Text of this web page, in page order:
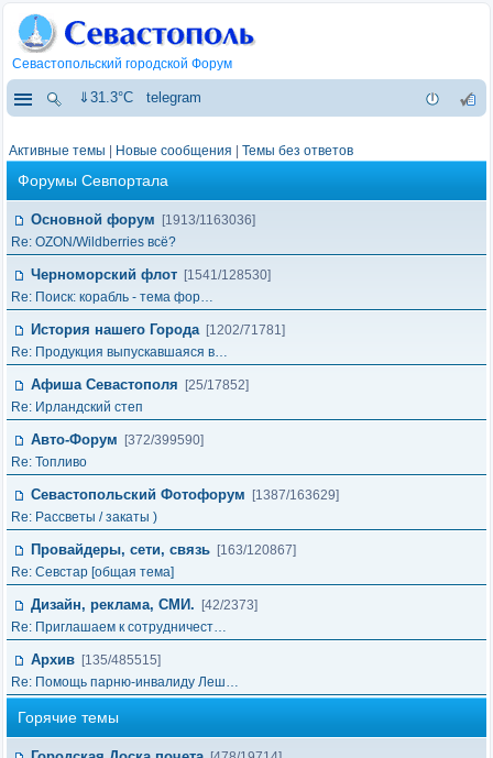
Севастопольский городской Форум
⇓31.3°C telegram
Активные темы Новые сообщения Темы без ответов
Форумы Севпортала
Основной форум
[1913/1163036]
Re: OZON/Wildberries всё?
Черноморский флот [1541/128530]
Re: Поиск: корабль - тема фор…
История нашего Города [1202/71781]
Re: Продукция выпускавшаяся в…
Афиша Севастополя
[25/17852]
Re: Ирландский степ
Авто-Форум
[372/399590]
Re: Топливо
Севастопольский Фотофорум
[1387/163629]
Re: Рассветы / закаты )
Провайдеры, сети, связь [163/120867]
Re: Cевстар [общая тема]
Дизайн, реклама, СМИ.
[42/2373]
Re: Приглашаем к сотрудничест…
Архив [135/485515]
Re: Помощь парню-инвалиду Леш…
Горячие темы